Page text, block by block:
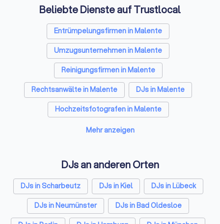
Ausrichtung,
Verein
möglich! Mit deiner
Mitgliedschaft und
verbundenen
Monatsbeitrag
uns bei der
bringst vor Allem
deine Branche,
Community weiter.
folgende Punkte
zu deinem
Beliebte Dienste auf Trustlocal
Entrümpelungsfirmen in Malente
Umzugsunternehmen in Malente
Reinigungsfirmen in Malente
Rechtsanwälte in Malente
DJs in Malente
Hochzeitsfotografen in Malente
Solarteure in Malente
Maler in Malente
Energieberater in Malente
Fotografen in Malente
Dachdecker in Malente
Paartherapeuten in Malente
Mehr anzeigen
DJs an anderen Orten
DJs in Scharbeutz DJs in Kiel
DJs in Lübeck
DJs in Neumünster
DJs in Bad Oldesloe